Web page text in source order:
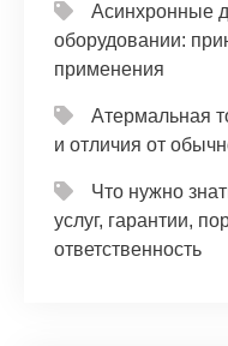
Асинхронные
оборудовании:
применения
Атермальная
и отличия от
Что нужно
услуг, гарантии,
ответственность